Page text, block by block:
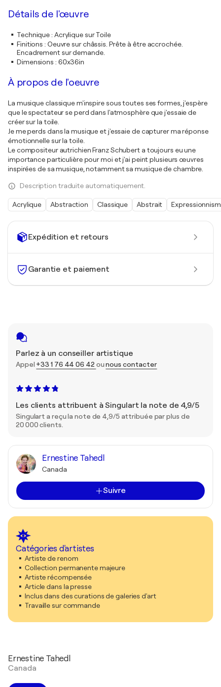
Expédition et retours
Garantie et paiement
Parlez à un conseiller artistique
Appel +33 1 76 44 06 42ounous contacter
Les clients attribuent à Singulart la note de 4,9/5
Singulart a reçu la note de 4,9/5 attribuée par plus de
20 000 clients.
Ernestine Tahedl
Canada
Suivre
Catégories d'artistes
Artiste de renom
Collection permanente majeure
Artiste récompensée
Article dans la presse
Inclus dans des curations de galeries d'art
Travaille sur commande
Détails de l'œuvre
Technique: Acrylique sur Toile
Finitions : Oeuvre sur châssis. Prête à être accrochée.
Encadrement sur demande.
Dimensions : 60x36in
À propos de l'oeuvre
La musique classique m'inspire sous toutes ses formes, j'espère
que le spectateur se perd dans l'atmosphère que j'essaie de
créer sur la toile.
Je me perds dans la musique et j'essaie de capturer ma réponse
émotionnelle sur la toile.
Le compositeur autrichien Franz Schubert a toujours eu une
importance particulière pour moi et j'ai peint plusieurs œuvres
inspirées de sa musique, notamment sa musique de chambre.
Description traduite automatiquement.
Acrylique Abstraction Classique Abstrait
Ernestine Tahedl
Canada